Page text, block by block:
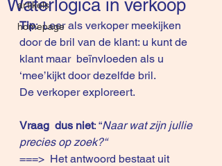
artikels
homepage
Waterlogica in verkoop
Tip:  Leer als verkoper meekijken
door de bril van de klant: u kunt de
klant maar  beïnvloeden als u
‘mee’kijkt door dezelfde bril.
De verkoper exploreert.
Vraag  dus niet: “Naar wat zijn jullie
precies op zoek?“
===>  Het antwoord bestaat uit